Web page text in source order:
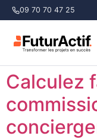
09 70 70 47 25
Calculez